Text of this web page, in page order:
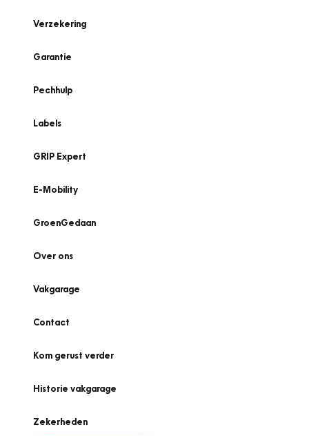
Verzekering
Garantie
Pechhulp
Labels
GRIP Expert
E-Mobility
GroenGedaan
Over ons
Vakgarage
Contact
Kom gerust verder
Historie vakgarage
Zekerheden